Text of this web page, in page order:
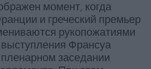
момент, когда
и греческий премьер
рукопожатиями
выступления Франсуа
заседании